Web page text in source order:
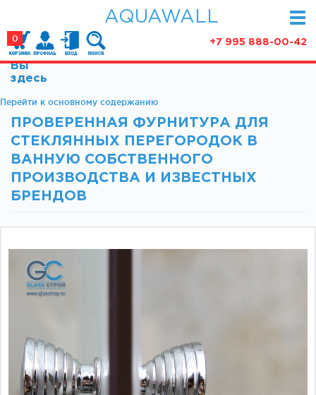
Перейти к основному содержанию
AQUAWALL
+7 995 888-00-42
0
КАТАЛОГ
Фурнитура для раздвижных дверей (закрытые
Фурнитура для раздвижных дверей (открытые
механизмы)
Фурнитура для маятниковых дверей
Ручки, кнобы
Доводчики
Фурнитура для межкомнатных дверей
Фурнитура для душевых ограждений (раздвижная
серия)
Двери межкомнатные цельностеклянные
АКЦИИ
ПАРТНЕРСТВО
СТАТЬИ
О КОМПАНИИ
Вы
здесь
ПРОВЕРЕННАЯ ФУРНИТУРА ДЛЯ
СТЕКЛЯННЫХ ПЕРЕГОРОДОК В
ВАННУЮ СОБСТВЕННОГО
ПРОИЗВОДСТВА И ИЗВЕСТНЫХ
БРЕНДОВ